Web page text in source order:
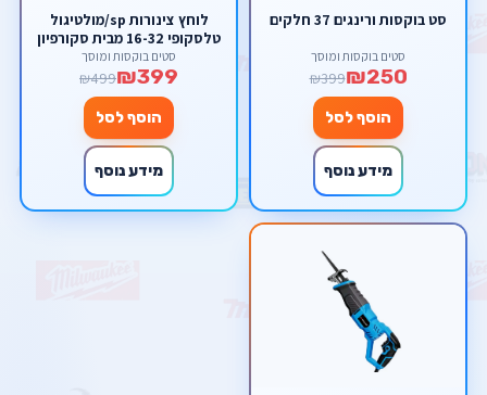
סט בוקסות ורינגים 37 חלקים
סטים בוקסות ומוסך
₪250
₪399
הוסף לסל
מידע נוסף
לוחץ צינורות sp/מולטיגול
טלסקופי 16-32 מבית סקורפיון
סטים בוקסות ומוסך
₪399
₪499
הוסף לסל
מידע נוסף